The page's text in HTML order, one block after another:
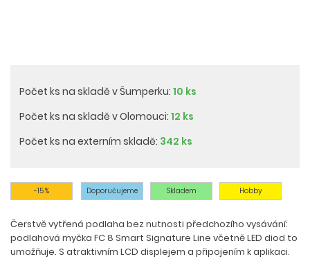
Počet ks na skladě v Šumperku: 10 ks
Počet ks na skladě v Olomouci: 12 ks
Počet ks na externím skladě: 342 ks
-15 % Doporučujeme Skladem Hobby
Čerstvě vytřená podlaha bez nutnosti předchozího vysávání:
podlahová myčka FC 8 Smart Signature Line včetně LED diod to
umožňuje. S atraktivním LCD displejem a připojením k aplikaci.